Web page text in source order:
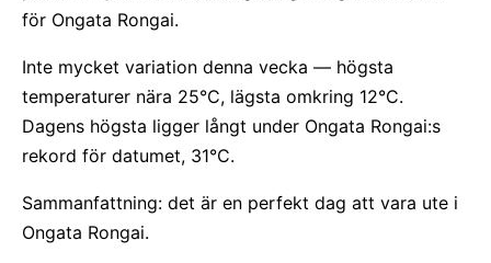
för Ongata Rongai.
Inte mycket variation denna vecka — högsta
temperaturer nära 25°C, lägsta omkring 12°C.
Dagens högsta ligger långt under Ongata Rongai:s
rekord för datumet, 31°C.
Sammanfattning: det är en perfekt dag att vara ute i
Ongata Rongai.